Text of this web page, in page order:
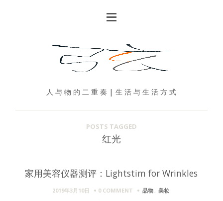
人 与 物 的 二 重 奏 | 生 活 与 生 活 方 式
POSTS TAGGED
红光
家用美容仪器测评：Lightstim for Wrinkles
2019年3月10日 0 COMMENT 品物 , 美妆